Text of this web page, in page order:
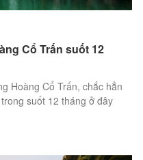
Cổ Trấn suốt 12
Hoàng Cổ Trấn, chắc hẳn
suốt 12 tháng ở đây